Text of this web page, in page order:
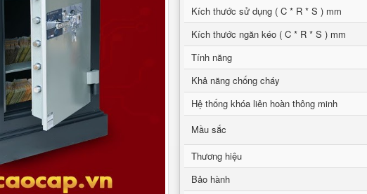
Kích thước sử dụng ( C * R * S ) mm
Kích thước ngăn kéo ( C * R * S ) mm
Tính năng
Khả năng chống cháy
Hệ thống khóa liên hoàn thông minh
Mầu sắc
Thương hiệu
Bảo hành